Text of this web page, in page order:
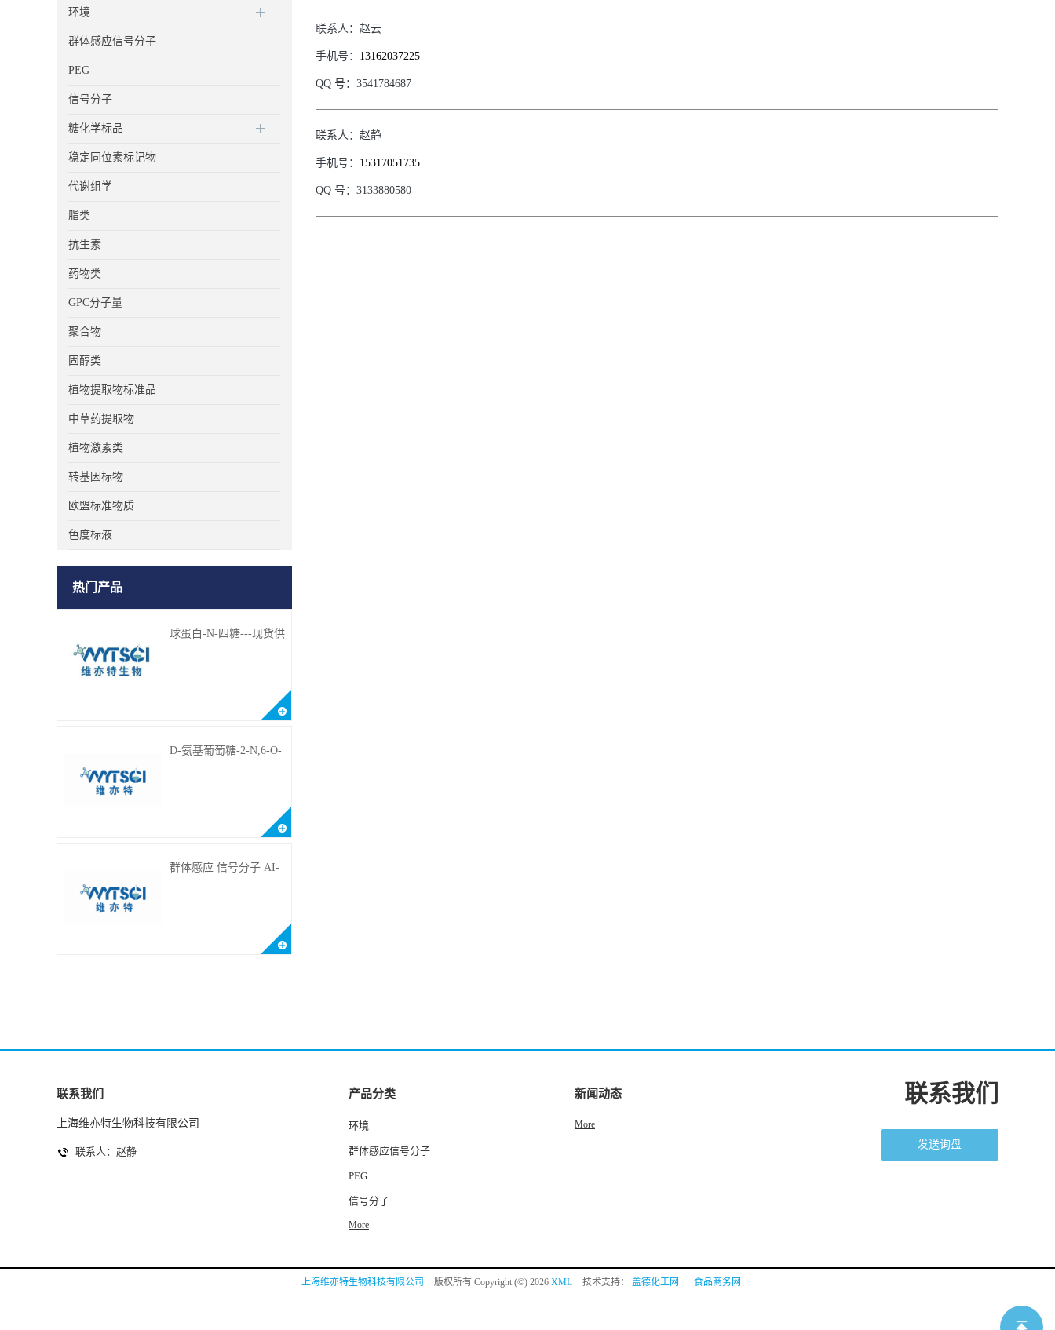
环境
群体感应信号分子
PEG
信号分子
糖化学标品
稳定同位素标记物
代谢组学
脂类
抗生素
药物类
GPC分子量
聚合物
固醇类
植物提取物标准品
中草药提取物
植物激素类
转基因标物
欧盟标准物质
色度标液
热门产品
球蛋白-N-四糖---现货供
D-氨基葡萄糖-2-N,6-O-
群体感应 信号分子 AI-
联系人： 赵云
手机号： 13162037225
QQ 号： 3541784687
联系人： 赵静
手机号： 15317051735
QQ 号： 3133880580
联系我们
上海维亦特生物科技有限公司
联系人：赵静
产品分类
环境
群体感应信号分子
PEG
信号分子
More
新闻动态
More
联系我们
发送询盘
上海维亦特生物科技有限公司 版权所有 Copyright (©) 2026 XML 技术支持： 盖德化工网 食品商务网